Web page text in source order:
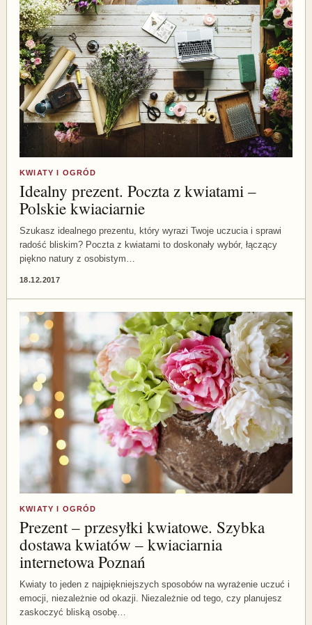
KWIATY I OGRÓD
Idealny prezent. Poczta z kwiatami –
Polskie kwiaciarnie
Szukasz idealnego prezentu, który wyrazi Twoje uczucia i sprawi
radość bliskim? Poczta z kwiatami to doskonały wybór, łączący
piękno natury z osobistym…
18.12.2017
KWIATY I OGRÓD
Prezent – przesyłki kwiatowe. Szybka
dostawa kwiatów – kwiaciarnia
internetowa Poznań
Kwiaty to jeden z najpiękniejszych sposobów na wyrażenie uczuć i
emocji, niezależnie od okazji. Niezależnie od tego, czy planujesz
zaskoczyć bliską osobę…